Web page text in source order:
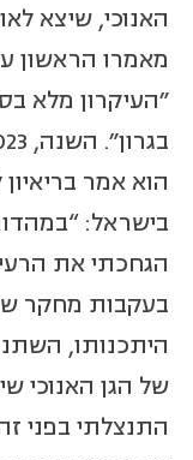
האנוכי, שיצא
מאמרו הראשון
"העיקרון מלא
הוא אמר
בישראל:
הגחכתי את
בעקבות מחקר
היתכנותו,
של הגן האנוכי
התנצלתי בפני